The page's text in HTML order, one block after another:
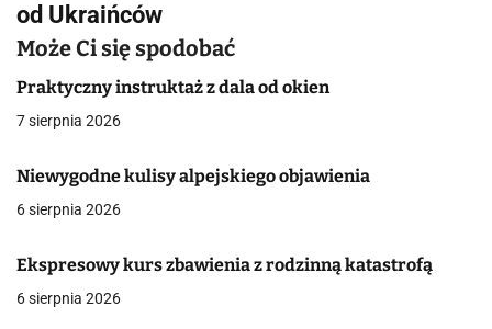
a
c
j
w
i
s
od Ukraińców
Może Ci się spodobać
Praktyczny instruktaż z dala od okien
7 sierpnia 2026
Niewygodne kulisy alpejskiego objawienia
6 sierpnia 2026
Ekspresowy kurs zbawienia z rodzinną katastrofą
6 sierpnia 2026